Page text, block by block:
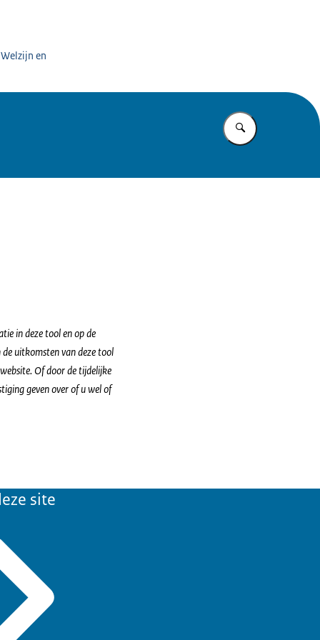
en
Vul in wat u
in deze tool en op de
uitkomsten van deze tool
Of door de tijdelijke
geven over of u wel of
site